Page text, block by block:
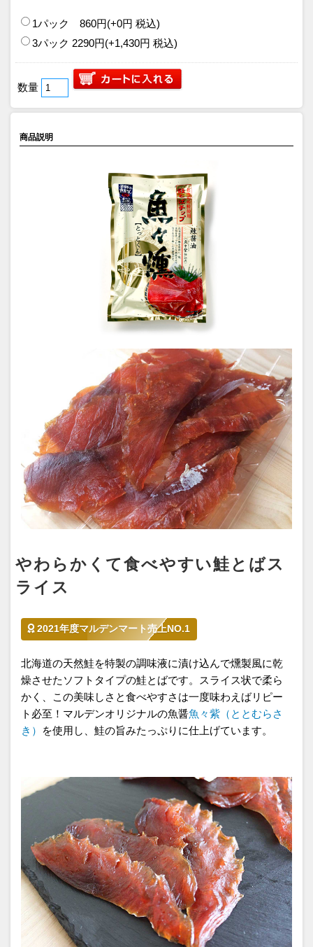
1パック 860円(+0円 税込)
3パック 2290円(+1,430円 税込)
数量
商品説明
やわらかくて食べやすい鮭とばス
ライス
2021年度マルデンマート売上NO.1
北海道の天然鮭を特製の調味液に漬け込んで燻製風に乾
燥させたソフトタイプの鮭とばです。スライス状で柔ら
かく、この美味しさと食べやすさは一度味わえばリピー
ト必至！マルデンオリジナルの魚醤魚々紫（ととむらさ
き）
を使用し、鮭の旨みたっぷりに仕上げています。